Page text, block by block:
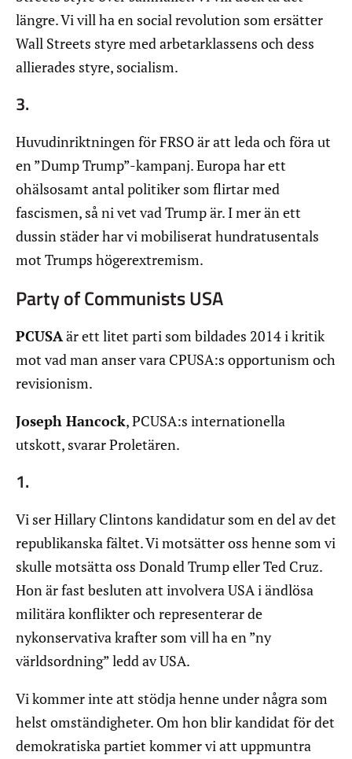
längre. Vi vill ha en social revolution som ersätter
Wall Streets styre med arbetarklassens och dess
allierades styre, socialism.
3.
Huvudinriktningen för FRSO är att leda och föra ut
en ”Dump Trump”-kampanj. Europa har ett
ohälsosamt antal politiker som flirtar med
fascismen, så ni vet vad Trump är. I mer än ett
dussin städer har vi mobiliserat hundratusentals
mot Trumps högerextremism.
Party of Communists USA
PCUSAär ett litet parti som bildades 2014 i kritik
mot vad man anser vara CPUSA:s opportunism och
revisionism.
Joseph Hancock, PCUSA:s internationella
utskott, svarar Proletären.
1.
Vi ser Hillary Clintons kandidatur som en del av det
republikanska fältet. Vi motsätter oss henne som vi
skulle motsätta oss Donald Trump eller Ted Cruz.
Hon är fast besluten att involvera USA i ändlösa
militära konflikter och representerar de
nykonservativa krafter som vill ha en ”ny
världsordning” ledd av USA.
Vi kommer inte att stödja henne under några som
helst omständigheter. Om hon blir kandidat för det
demokratiska partiet kommer vi att uppmuntra